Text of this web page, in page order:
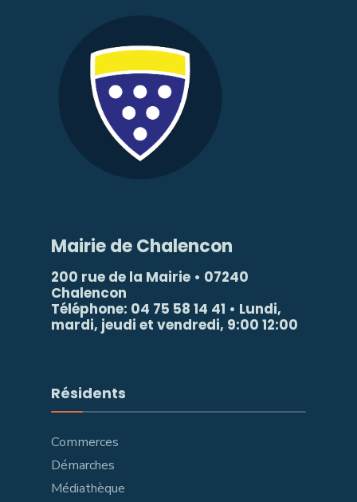
Mairie de Chalencon
200 rue de la Mairie • 07240
Chalencon
Téléphone: 04 75 58 14 41 • Lundi,
mardi, jeudi et vendredi, 9:00 12:00
Résidents
Commerces
Démarches
Médiathèque